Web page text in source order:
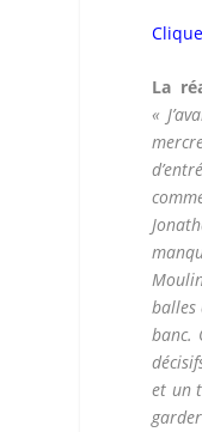
La
«
balles
banc.
et un